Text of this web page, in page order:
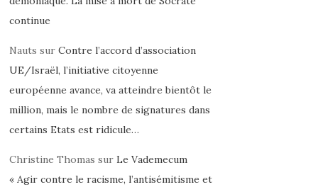
continue
Nauts sur Contre l’accord d’association
UE/Israël, l’initiative citoyenne
européenne avance, va atteindre bientôt le
million, mais le nombre de signatures dans
certains Etats est ridicule…
Christine Thomas sur Le Vademecum
« Agir contre le racisme, l’antisémitisme et